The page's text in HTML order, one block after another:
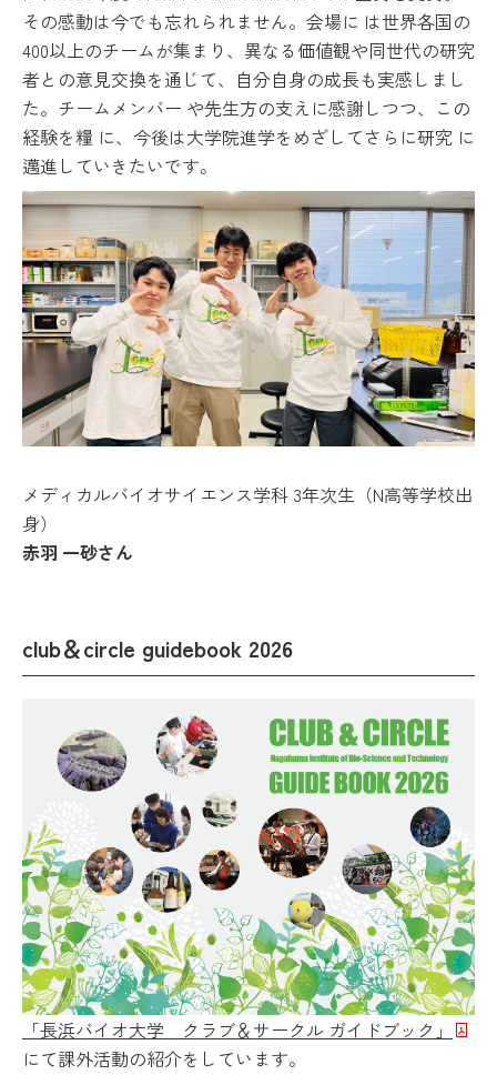
その感動は今でも忘れられません。会場に は世界各国の
400以上のチームが集まり、異なる価値観や同世代の研究
者との意見交換を通じて、自分自身の成長も実感しまし
た。チームメンバー や先生方の支えに感謝しつつ、この
経験を糧 に、今後は大学院進学をめざしてさらに研究 に
邁進していきたいです。
メディカルバイオサイエンス学科 3年次生（N高等学校出
身）
赤羽 一砂さん
club＆circle guidebook 2026
「長浜バイオ大学 クラブ＆サークル ガイドブック」
にて課外活動の紹介をしています。